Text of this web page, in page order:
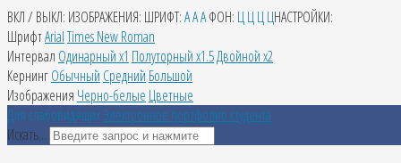
ВКЛ / ВЫКЛ: ИЗОБРАЖЕНИЯ: ШРИФТ:AAAФОН: ЦЦЦЦНАСТРОЙКИ:
ШрифтArialTimes New Roman
Интервал Одинарный х1 Полуторный х1.5Двойной х2
КернингОбычный Средний Большой
Изображения Черно-белые Цветные
Для слабовидящихЭлектронное портфолио студента
Искать...